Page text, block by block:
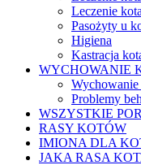
Leczenie
Pasożyty u
Higiena
Kastracja
WYCHOWANIE
Problemy
WSZYSTKIE
RASY KOTÓW
IMIONA DLA
JAKA RASA